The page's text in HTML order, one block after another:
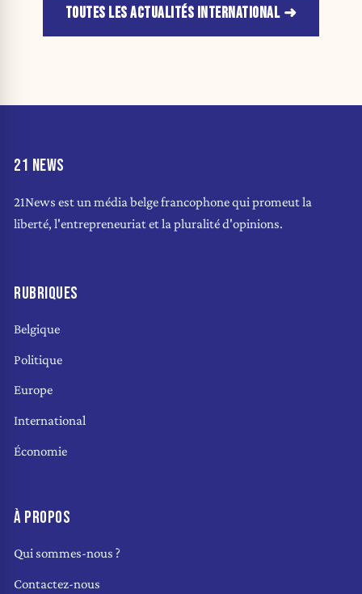
TOUTES LES ACTUALITÉS INTERNATIONAL
21 NEWS
21News est un média belge francophone qui promeut la
liberté, l'entrepreneuriat et la pluralité d'opinions.
RUBRIQUES
Belgique
Politique
Europe
International
Économie
À PROPOS
Qui sommes-nous ?
Contactez-nous